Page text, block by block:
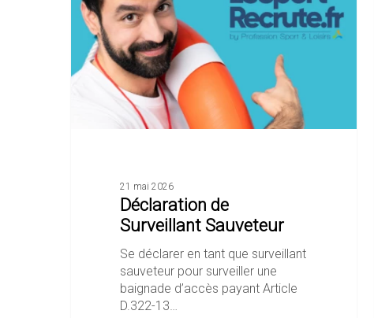
21 mai 2026
Déclaration de
Surveillant Sauveteur
Se déclarer en tant que surveillant
sauveteur pour surveiller une
baignade d’accès payant Article
D.322-13…